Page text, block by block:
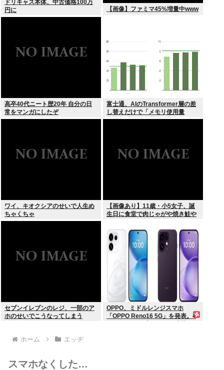
ドリキャス本体、中古価格100万
円に
【画像】ファミマ45%増量中www
高卒40代ニート歴20年 自分の日
常をマンガにしたぞ
富士通、AIのTransformer層の差
し替えだけで「メモリ使用量
1/10」「処理速度475倍」になる
ワイ、キオクシアのせいで人生め
ちゃくちゃ
【画像あり】11歳・小5女子、誕
生日に食堂で肉じゃがや焼き鮭や
みたいに食べる
セブンイレブンのレジ、一部のア
ホのせいでこうなってしまう
OPPO、ミドルレンジスマホ
「OPPO Reno16 5G」を発表。4
ホーム エッヂ
スマホなくした…